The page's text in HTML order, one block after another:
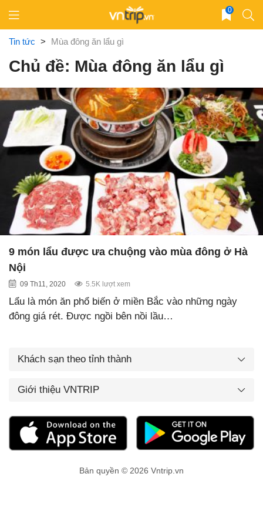
content
0
Tin tức > Mùa đông ăn lẩu gì
Chủ đề: Mùa đông ăn lẩu gì
9 món lẩu được ưa chuộng vào mùa đông ở Hà
Nội
09 Th11, 2020 5.5K lượt xem
Lẩu là món ăn phổ biến ở miền Bắc vào những ngày
đông giá rét. Được ngồi bên nồi lầu…
Khách sạn theo tỉnh thành
Giới thiệu VNTRIP
Bản quyền © 2026 Vntrip.vn